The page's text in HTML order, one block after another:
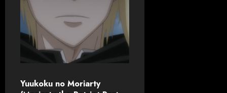
Yuukoku no Moriarty